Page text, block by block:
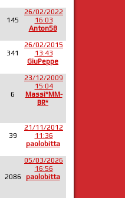
145
26/02/2022
16:03
Anton58
341
26/02/2015
13:43
GiuPeppe
6
23/12/2009
15:04
Massi*MM-
BR*
39
21/11/2012
11:36
paolobitta
2086
05/03/2026
16:56
paolobitta